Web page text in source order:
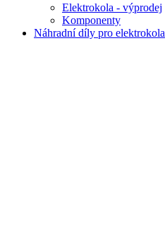
Elektrokola - výprodej
Komponenty
Náhradní díly pro elektrokola